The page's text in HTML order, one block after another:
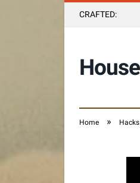
CRAFTED:
Home » Hacks